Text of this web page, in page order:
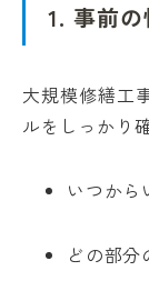
1. 事前
大規模修繕工
ルをしっかり
いつか
どの部